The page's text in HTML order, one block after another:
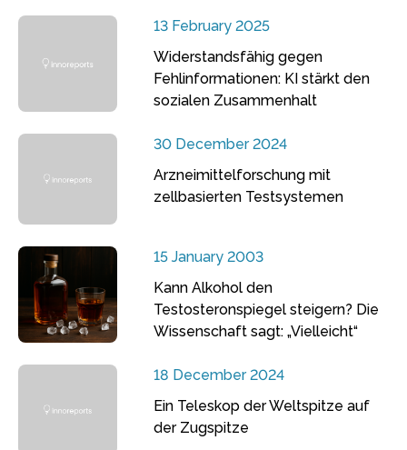
13 February 2025
Widerstandsfähig gegen
Fehlinformationen: KI stärkt den
sozialen Zusammenhalt
30 December 2024
Arzneimittelforschung mit
zellbasierten Testsystemen
15 January 2003
Kann Alkohol den
Testosteronspiegel steigern? Die
Wissenschaft sagt: „Vielleicht“
18 December 2024
Ein Teleskop der Weltspitze auf
der Zugspitze